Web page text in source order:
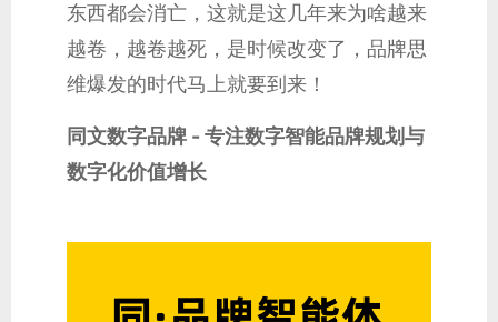
东西都会消亡，这就是这几年来为啥越来
越卷，越卷越死，是时候改变了，品牌思
维爆发的时代马上就要到来！
同文数字品牌 - 专注数字智能品牌规划与
数字化价值增长